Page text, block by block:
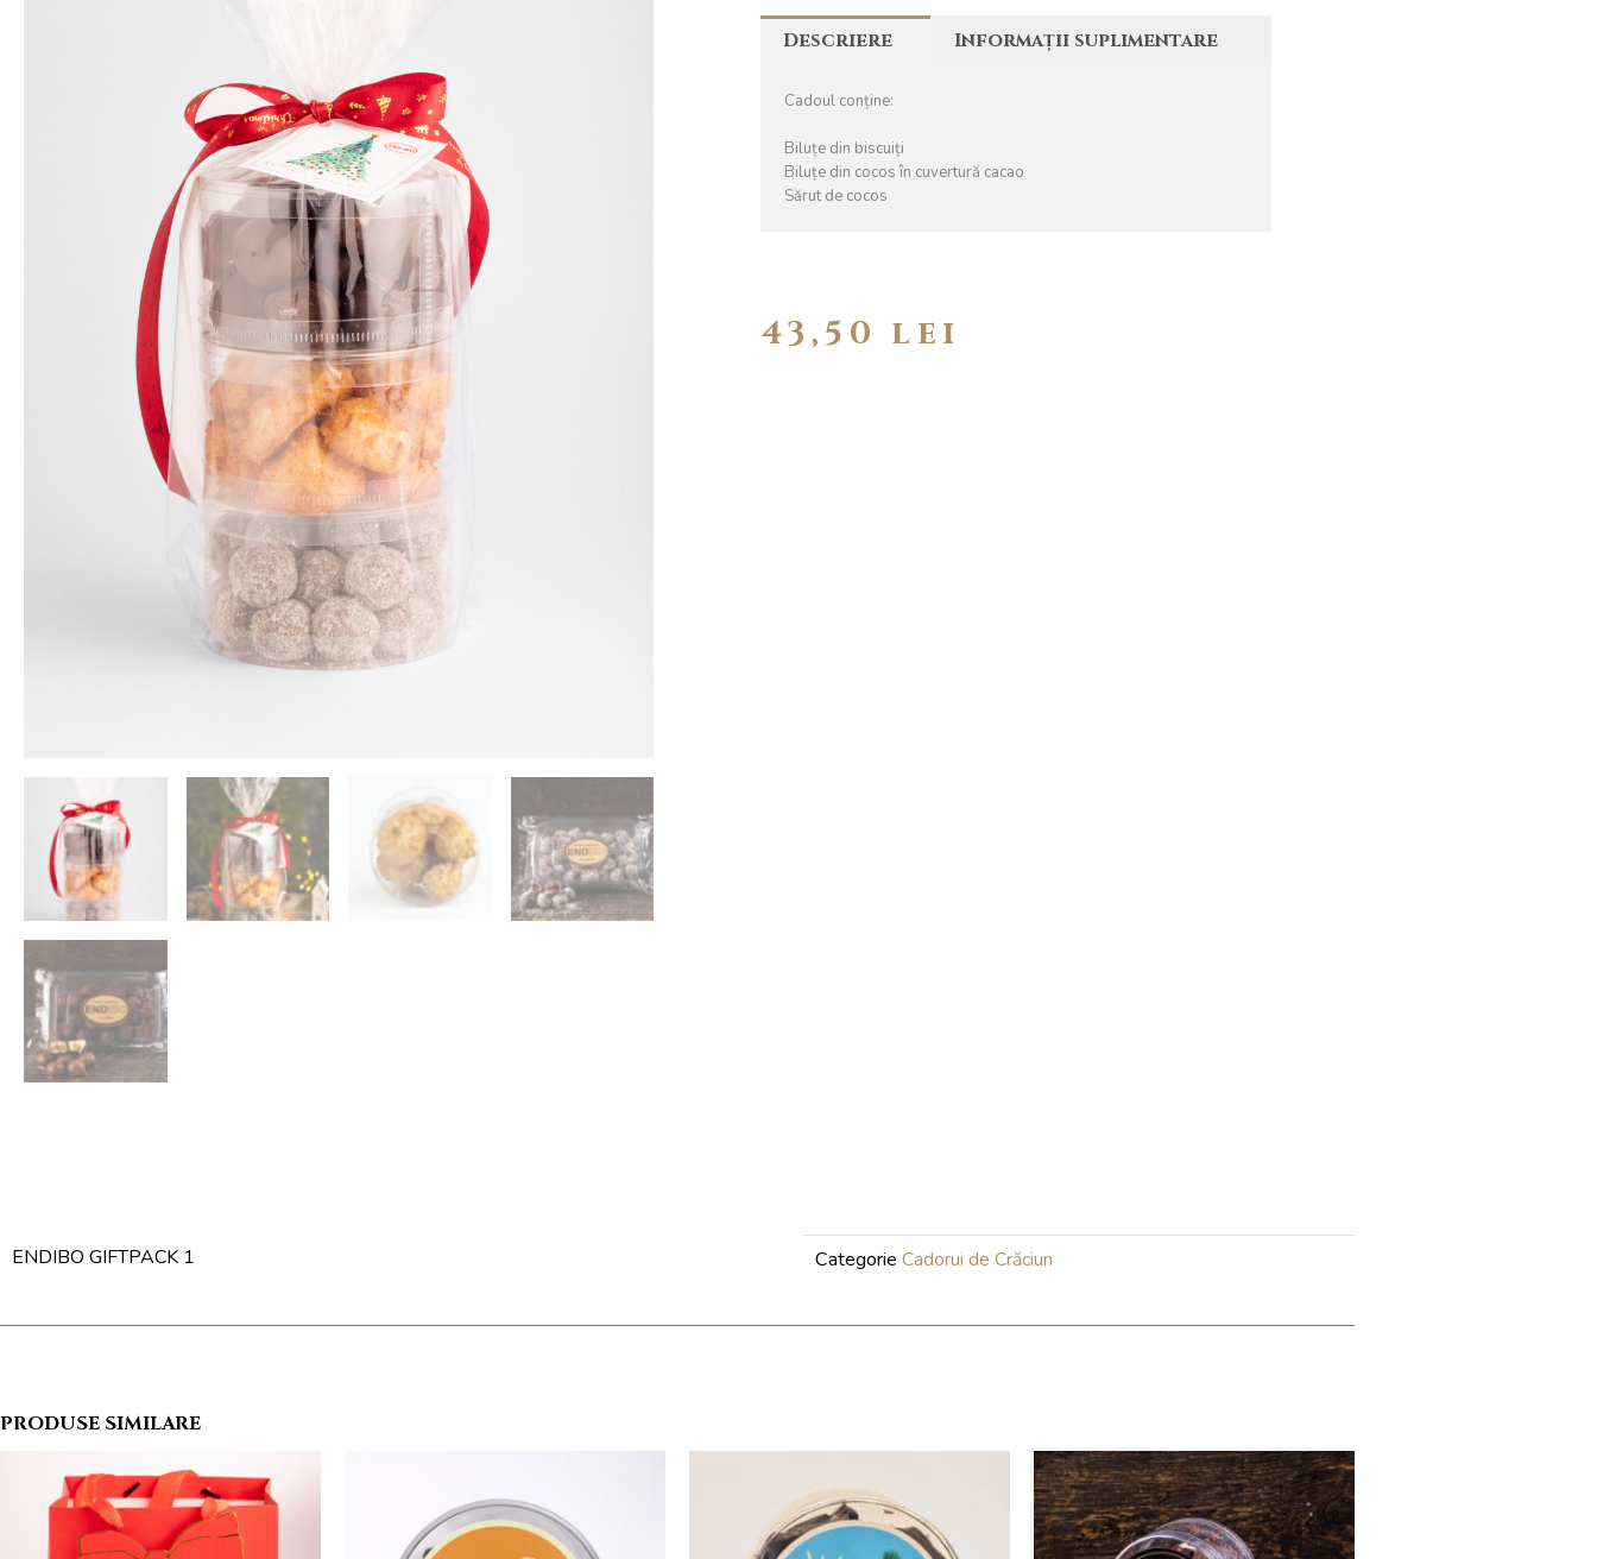
Descriere Informații suplimentare
Cadoul conține:
Biluțe din biscuiți
Biluțe din cocos în cuvertură cacao
Sărut de cocos
43,50 lei
ENDIBO GIFTPACK 1 Categorie Cadorui de Crăciun
PRODUSE SIMILARE